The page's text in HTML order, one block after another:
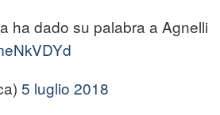
ha dado su palabra a Agnelli
5 luglio 2018